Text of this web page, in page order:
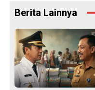
Berita Lainnya